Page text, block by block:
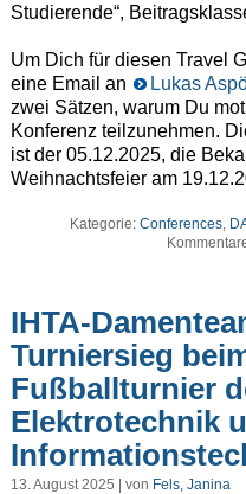
Studierende“,
Um Dich für diesen Travel
eine Email an
Lukas
zwei Sätzen, warum Du
Konferenz teilzunehmen.
ist der 05.12.2025, die
Weihnachtsfeier am
Kategorie: Conferences,
IHTA-
Turniersieg
Fußballturnier
Elektrotechnik
13. August 2025 | von Fels, Janina